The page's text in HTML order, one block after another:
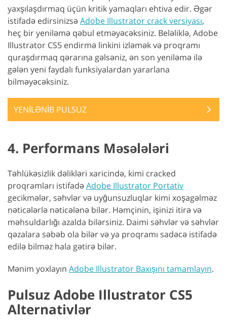
yaxşılaşdırmaq üçün kritik yamaqları ehtiva edir. Əgər
istifadə edirsinizsəAdobe Illustrator crack versiyası,
heç bir yeniləmə qəbul etməyəcəksiniz. Beləliklə, Adobe
Illustrator CS5 endirmə linkini izləmək və proqramı
quraşdırmaq qərarına gəlsəniz, ən son yeniləmə ilə
gələn yeni faydalı funksiyalardan yararlana
bilməyəcəksiniz.
YENİLƏNİB PULSUZ
4. Performans Məsələləri
Təhlükəsizlik dəlikləri xaricində, kimi cracked
proqramları istifadəAdobe Illustrator Portativ
gecikmələr, səhvlər və uyğunsuzluqlar kimi xoşagəlməz
nəticələrlə nəticələnə bilər. Həmçinin, işinizi itirə və
məhsuldarlığı azalda bilərsiniz. Daimi səhvlər və səhvlər
qəzalara səbəb ola bilər və ya proqramı sadəcə istifadə
edilə bilməz hala gətirə bilər.
Mənim yoxlayın Adobe Illustrator Baxışını tamamlayın.
Pulsuz Adobe Illustrator CS5
Alternativlər